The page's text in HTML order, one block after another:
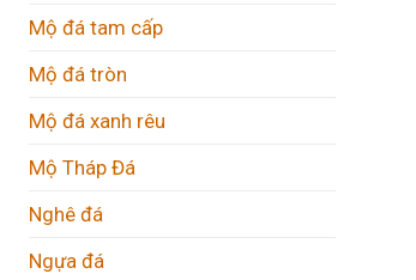
Mộ đá tam cấp
Mộ đá tròn
Mộ đá xanh rêu
Mộ Tháp Đá
Nghê đá
Ngựa đá